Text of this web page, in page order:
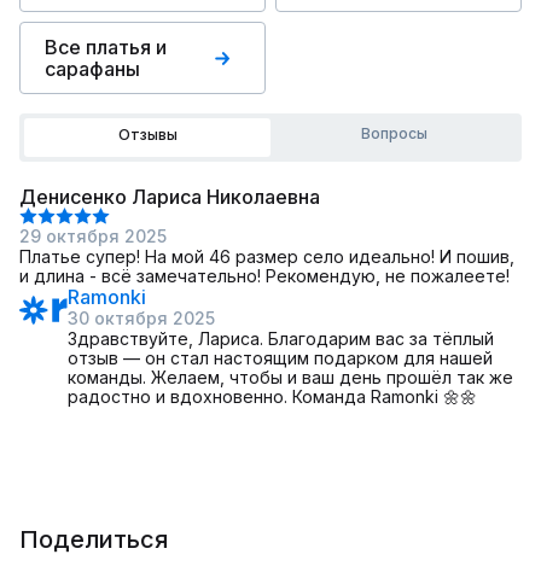
Все платья и
сарафаны
Отзывы Вопросы
Денисенко Лариса Николаевна
29 октября 2025
Платье супер! На мой 46 размер село идеально! И пошив,
и длина - всё замечательно! Рекомендую, не пожалеете!
Ramonki
30 октября 2025
Здравствуйте, Лариса. Благодарим вас за тёплый
отзыв — он стал настоящим подарком для нашей
команды. Желаем, чтобы и ваш день прошёл так же
радостно и вдохновенно. Команда Ramonki 🌼🌼
Поделиться